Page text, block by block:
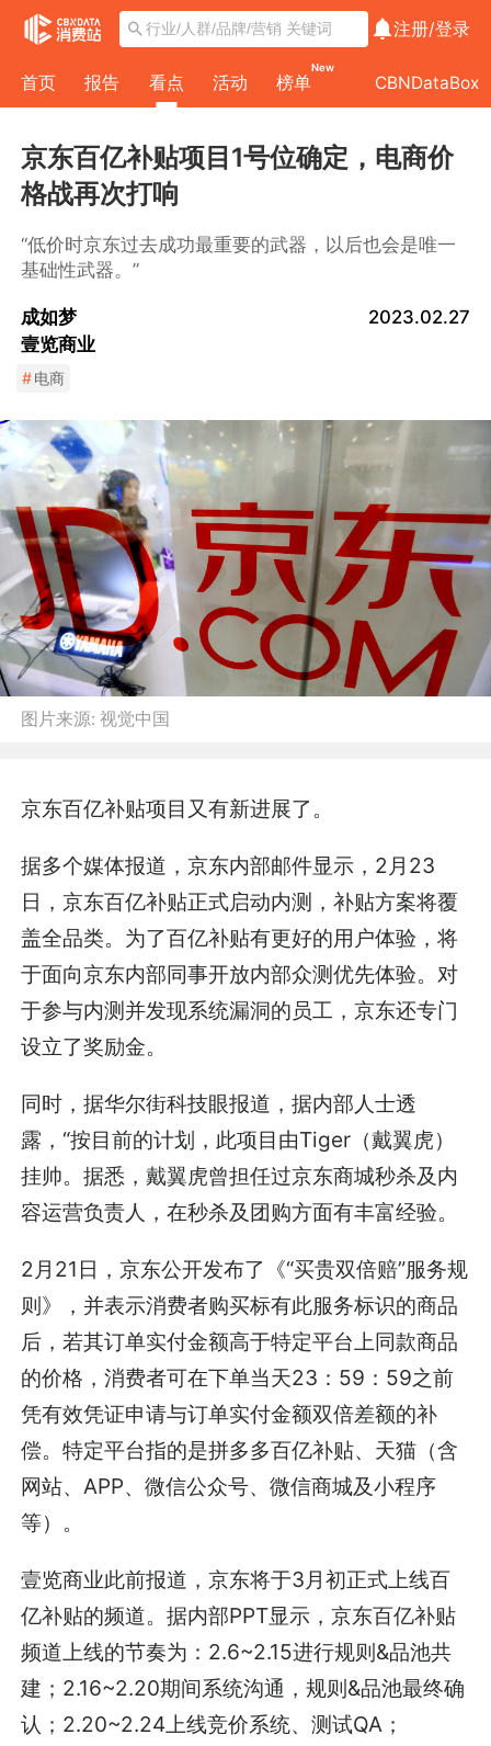
注册/登录
首页 报告 看点 活动 榜单
New
CBNDataBox
京东百亿补贴项目1号位确定，电商价
格战再次打响
“低价时京东过去成功最重要的武器，以后也会是唯一
基础性武器。”
成如梦
壹览商业
2023.02.27
#电商
图片来源:视觉中国
京东百亿补贴项目又有新进展了。
据多个媒体报道，京东内部邮件显示，2月23
日，京东百亿补贴正式启动内测，补贴方案将覆
盖全品类。为了百亿补贴有更好的用户体验，将
于面向京东内部同事开放内部众测优先体验。对
于参与内测并发现系统漏洞的员工，京东还专门
设立了奖励金。
同时，据华尔街科技眼报道，据内部人士透
露，“按目前的计划，此项目由Tiger（戴翼虎）
挂帅。据悉，戴翼虎曾担任过京东商城秒杀及内
容运营负责人，在秒杀及团购方面有丰富经验。
2月21日，京东公开发布了《“买贵双倍赔”服务规
则》，并表示消费者购买标有此服务标识的商品
后，若其订单实付金额高于特定平台上同款商品
的价格，消费者可在下单当天23：59：59之前
凭有效凭证申请与订单实付金额双倍差额的补
偿。特定平台指的是拼多多百亿补贴、天猫（含
网站、APP、微信公众号、微信商城及小程序
等）。
壹览商业此前报道，京东将于3月初正式上线百
亿补贴的频道。据内部PPT显示，京东百亿补贴
频道上线的节奏为：2.6~2.15进行规则&品池共
建；2.16~2.20期间系统沟通，规则&品池最终确
认；2.20~2.24上线竞价系统、测试QA；